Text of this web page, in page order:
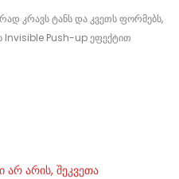
კრავს ტანს და კვეთს ფორმებს,
Invisible Push-up ეფექტით
არ არის, შეკვეთა